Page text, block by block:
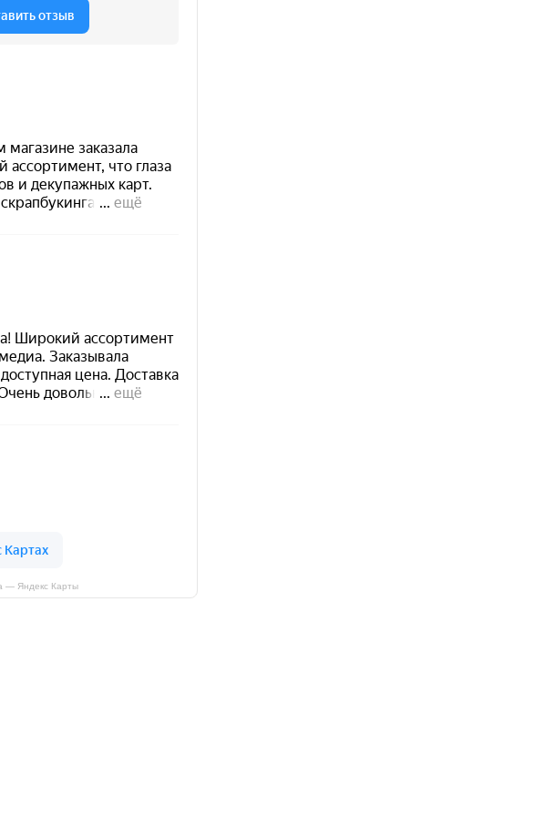
— Яндекс Карты